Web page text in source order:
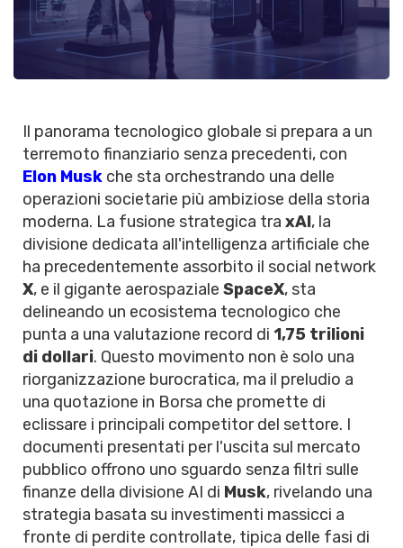
Il panorama tecnologico globale si prepara a un
terremoto finanziario senza precedenti, con
Elon Musk che sta orchestrando una delle
operazioni societarie più ambiziose della storia
moderna. La fusione strategica tra xAI, la
divisione dedicata all'intelligenza artificiale che
ha precedentemente assorbito il social network
X, e il gigante aerospaziale SpaceX, sta
delineando un ecosistema tecnologico che
punta a una valutazione record di 1,75 trilioni
di dollari. Questo movimento non è solo una
riorganizzazione burocratica, ma il preludio a
una quotazione in Borsa che promette di
eclissare i principali competitor del settore. I
documenti presentati per l'uscita sul mercato
pubblico offrono uno sguardo senza filtri sulle
finanze della divisione AI di Musk, rivelando una
strategia basata su investimenti massicci a
fronte di perdite controllate, tipica delle fasi di